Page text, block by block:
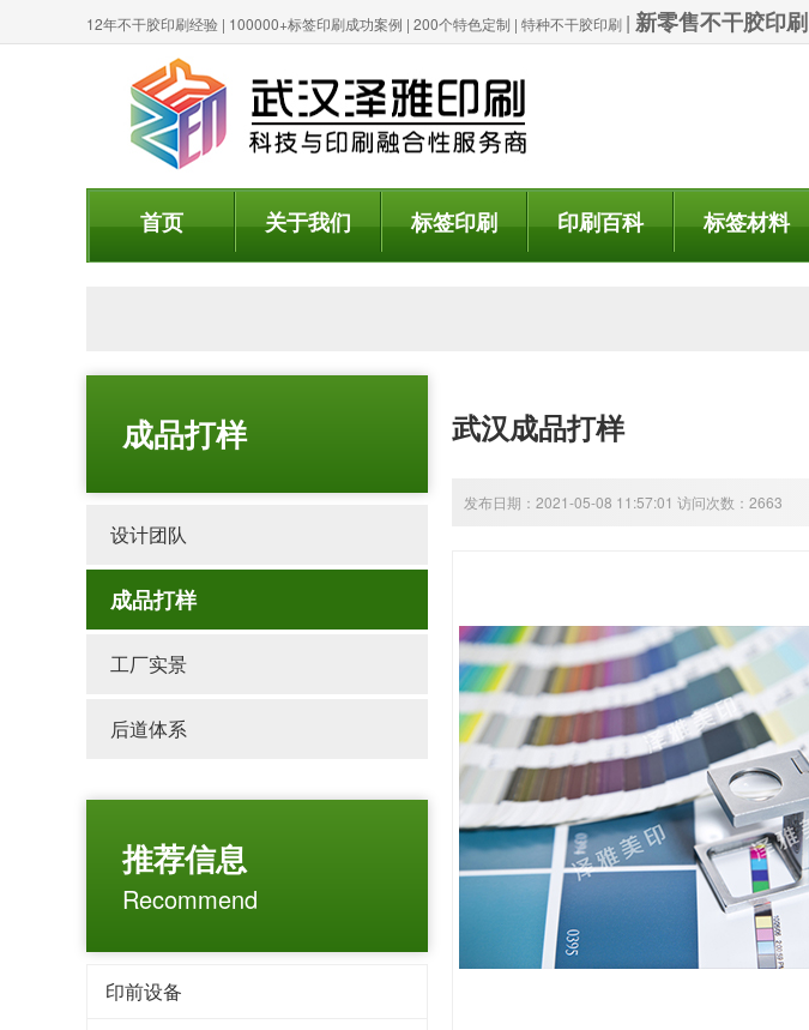
12年不干胶印刷经验 | 100000+标签印刷成功案例 | 200个特色定制 | 特种不干胶印刷 | 新零售不干胶印刷
首页 关于我们 标签印刷 印刷百科 标签材料
成品打样
设计团队
成品打样
工厂实景
后道体系
推荐信息
Recommend
印前设备
武汉成品打样
发布日期：2021-05-08 11:57:01 访问次数：2663